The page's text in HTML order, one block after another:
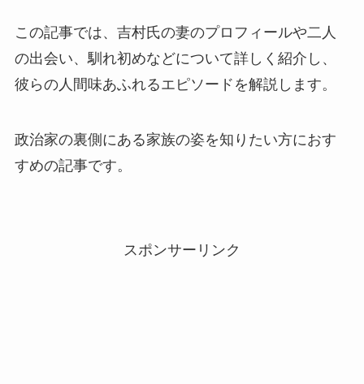
この記事では、吉村氏の妻のプロフィールや二人
の出会い、馴れ初めなどについて詳しく紹介し、
彼らの人間味あふれるエピソードを解説します。
政治家の裏側にある家族の姿を知りたい方におす
すめの記事です。
スポンサーリンク